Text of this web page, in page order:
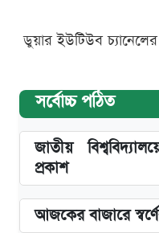
ডুয়ার ইউটিউব
সর্বোচ্চ পঠিত
জাতীয়
প্রকাশ
আজকের বাজারে